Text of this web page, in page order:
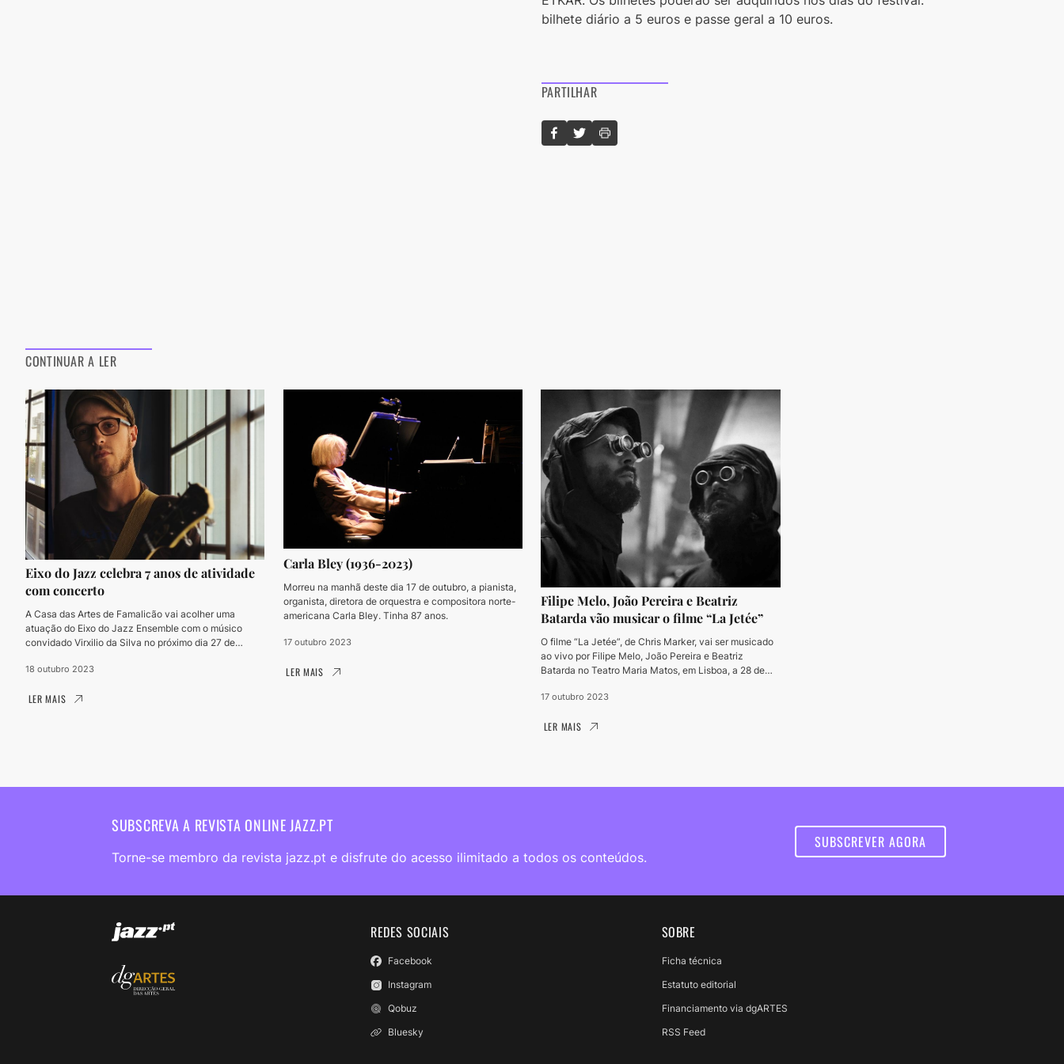
bilhete diário a 5 euros e passe geral a 10 euros.
PARTILHAR
CONTINUAR A LER
Eixo do Jazz celebra 7 anos de atividade
com concerto
A Casa das Artes de Famalicão vai acolher uma
atuação do Eixo do Jazz Ensemble com o músico
convidado Virxilio da Silva no próximo dia 27 de
18 outubro 2023
LER MAIS
Carla Bley (1936-2023)
Morreu na manhã deste dia 17 de outubro, a pianista,
organista, diretora de orquestra e compositora norte-
americana Carla Bley. Tinha 87 anos.
17 outubro 2023
LER MAIS
Filipe Melo, João Pereira e Beatriz
Batarda vão musicar o filme “La Jetée”
O filme “La Jetée”, de Chris Marker, vai ser musicado
ao vivo por Filipe Melo, João Pereira e Beatriz
Batarda no Teatro Maria Matos, em Lisboa, a 28 de
17 outubro 2023
LER MAIS
SUBSCREVA A REVISTA ONLINE JAZZ.PT
Torne-se membro da revista jazz.pt e disfrute do acesso ilimitado a todos os conteúdos.
SUBSCREVER AGORA
REDES SOCIAIS
Facebook
Instagram
Qobuz
Bluesky
SOBRE
Ficha técnica
Estatuto editorial
Financiamento via dgARTES
RSS Feed